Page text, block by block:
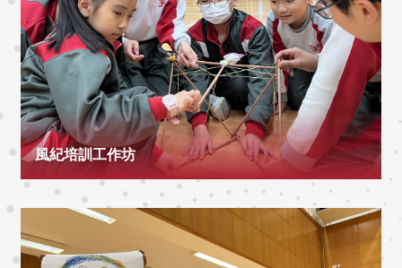
風紀培訓工作坊